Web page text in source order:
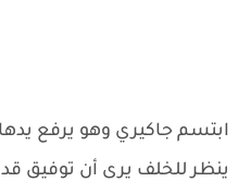
ابتسم جاكيري وهو يرفع يدها
ينظر للخلف يرى أن توفيق